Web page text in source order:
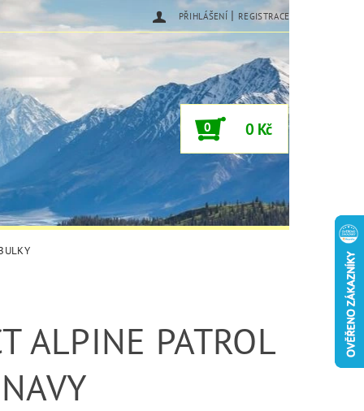
PŘIHLÁŠENÍ | REGISTRACE
0 0 Kč
ALPINE PATROL